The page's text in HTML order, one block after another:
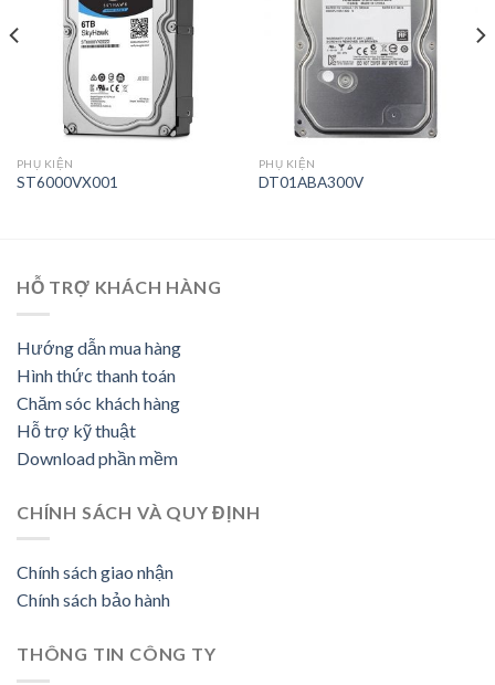
PHỤ KIỆN
ST6000VX001
PHỤ KIỆN
DT01ABA300V
HỖ TRỢ KHÁCH HÀNG
Hướng dẫn mua hàng
Hình thức thanh toán
Chăm sóc khách hàng
Hỗ trợ kỹ thuật
Download phần mềm
CHÍNH SÁCH VÀ QUY ĐỊNH
Chính sách giao nhận
Chính sách bảo hành
THÔNG TIN CÔNG TY